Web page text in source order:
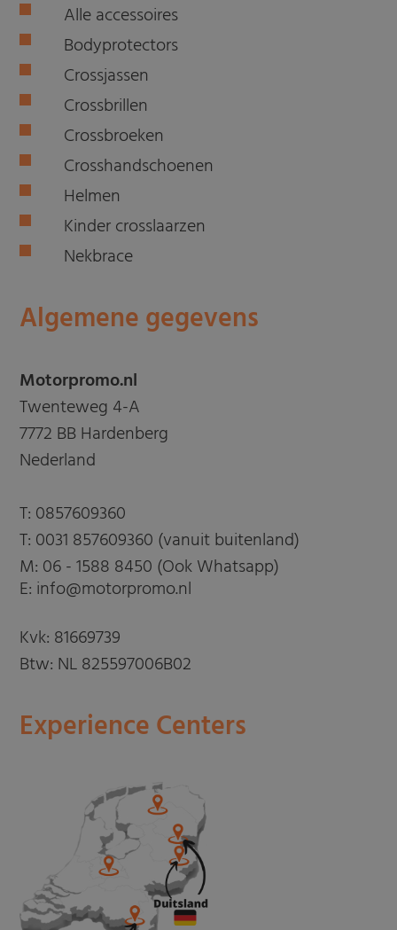
Alle accessoires
Bodyprotectors
Crossjassen
Crossbrillen
Crossbroeken
Crosshandschoenen
Helmen
Kinder crosslaarzen
Nekbrace
Algemene gegevens
Motorpromo.nl
Twenteweg 4-A
7772 BB Hardenberg
Nederland
T: 0857609360
T: 0031 857609360 (vanuit buitenland)
M: 06 - 1588 8450 (Ook Whatsapp)
E: info@motorpromo.nl
Kvk: 81669739
Btw: NL 825597006B02
Experience Centers